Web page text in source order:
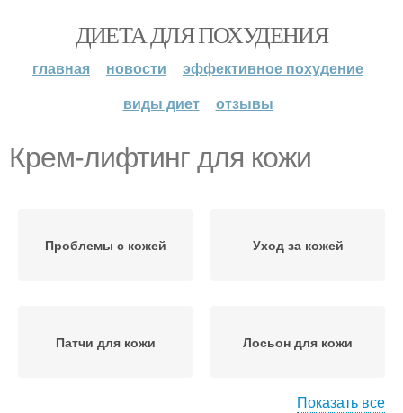
ДИЕТА ДЛЯ ПОХУДЕНИЯ
главная новости
эффективное похудение
виды диет
отзывы
Крем-лифтинг для кожи
Проблемы с кожей Уход за кожей
Патчи для кожи Лосьон для кожи
Показать все